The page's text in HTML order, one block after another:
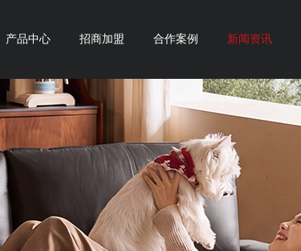
产品中心 招商加盟 合作案例 新闻资讯